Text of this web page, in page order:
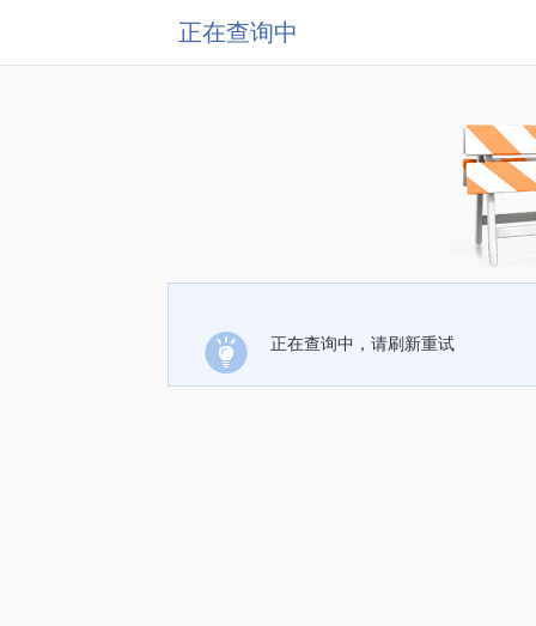
正在查询中
正在查询中，请刷新重试